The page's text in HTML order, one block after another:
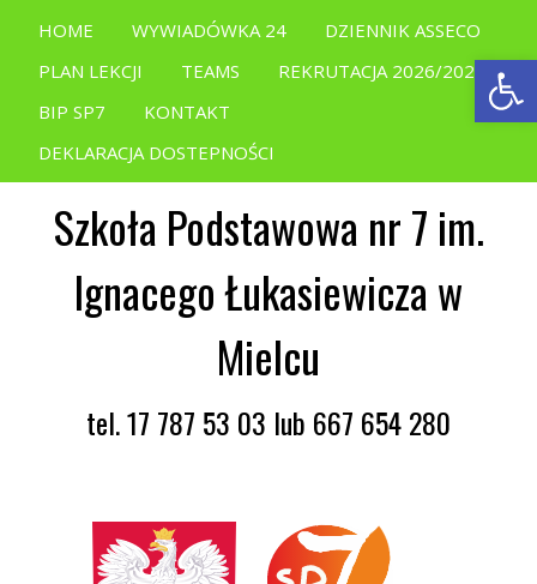
HOME WYWIADÓWKA 24
DZIENNIK ASSECO
PLAN LEKCJI
TEAMS
REKRUTACJA 2026/2027
BIP SP7
KONTAKT
DEKLARACJA DOSTEPNOŚCI
Szkoła Podstawowa nr 7 im.
Ignacego Łukasiewicza w
Mielcu
tel. 17 787 53 03 lub 667 654 280